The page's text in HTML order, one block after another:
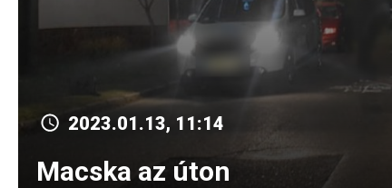
2023.01.13, 11:14
Macska az úton